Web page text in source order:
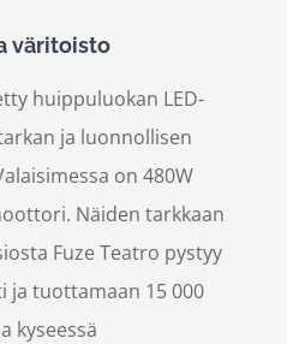
väritoisto
huippuluokan LED-
ja luonnollisen
on 480W
Näiden tarkkaan
Fuze Teatro pystyy
ja tuottamaan 15 000
kyseessä